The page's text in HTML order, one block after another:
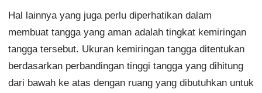
Hal lainnya yang juga perlu diperhatikan dalam
membuat tangga yang aman adalah tingkat kemiringan
tangga tersebut. Ukuran kemiringan tangga ditentukan
berdasarkan perbandingan tinggi tangga yang dihitung
dari bawah ke atas dengan ruang yang dibutuhkan untuk